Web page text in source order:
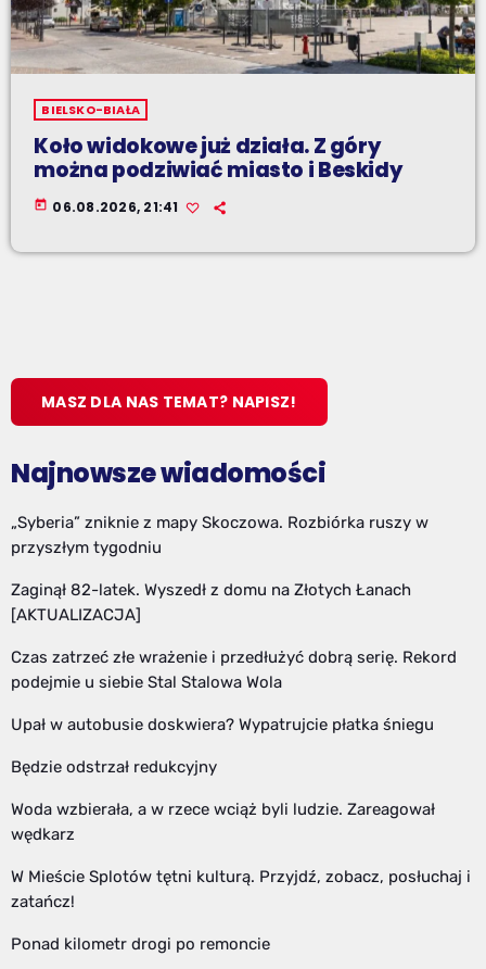
BIELSKO-BIAŁA
Koło widokowe już działa. Z góry
można podziwiać miasto i Beskidy
today 06.08.2026, 21:41
MASZ DLA NAS TEMAT? NAPISZ!
Najnowsze wiadomości
„Syberia” zniknie z mapy Skoczowa. Rozbiórka ruszy w
przyszłym tygodniu
Zaginął 82-latek. Wyszedł z domu na Złotych Łanach
[AKTUALIZACJA]
Czas zatrzeć złe wrażenie i przedłużyć dobrą serię. Rekord
podejmie u siebie Stal Stalowa Wola
Upał w autobusie doskwiera? Wypatrujcie płatka śniegu
Będzie odstrzał redukcyjny
Woda wzbierała, a w rzece wciąż byli ludzie. Zareagował
wędkarz
W Mieście Splotów tętni kulturą. Przyjdź, zobacz, posłuchaj i
zatańcz!
Ponad kilometr drogi po remoncie